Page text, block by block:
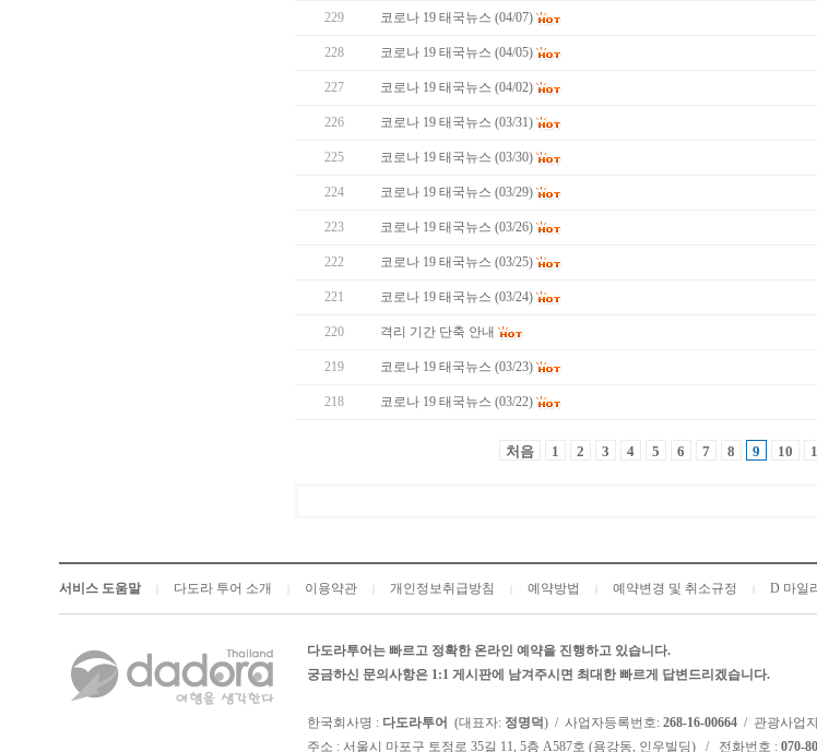
229 코로나 19 태국뉴스 (04/07)
228 코로나 19 태국뉴스 (04/05)
227 코로나 19 태국뉴스 (04/02)
226 코로나 19 태국뉴스 (03/31)
225 코로나 19 태국뉴스 (03/30)
224 코로나 19 태국뉴스 (03/29)
223 코로나 19 태국뉴스 (03/26)
222 코로나 19 태국뉴스 (03/25)
221 코로나 19 태국뉴스 (03/24)
220 격리 기간 단축 안내
219 코로나 19 태국뉴스 (03/23)
218 코로나 19 태국뉴스 (03/22)
처음 1 2 3 4 5 6 7 8 9 10
서비스 도움말 다도라 투어 소개 이용약관 개인정보취급방침 예약방법 예약변경 및 취소규정 D 마일
다도라투어는 빠르고 정확한 온라인 예약을 진행하고 있습니다.
궁금하신 문의사항은 1:1 게시판에 남겨주시면 최대한 빠르게 답변드리겠습니다.
한국회사명 : 다도라투어 (대표자: 정명덕) / 사업자등록번호: 268-16-00664 / 관광사업
주소 : 서울시 마포구 토정로 35길 11, 5층 A587호 (용강동, 인우빌딩) / 전화번호 : 070-